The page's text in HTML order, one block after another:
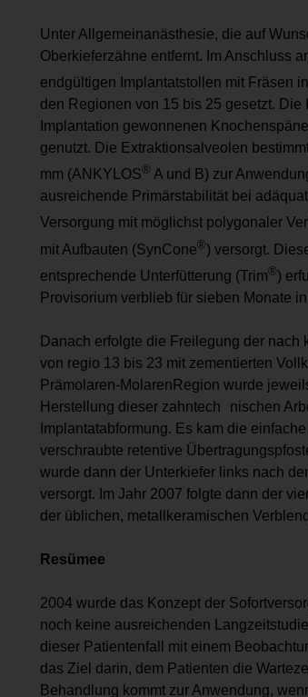
Unter Allgemeinanästhesie, die auf
Oberkieferzähne entfernt. Im Anschluss
endgültigen Implantatstollen mit Fräsen
den Regionen von 15 bis 25 gesetzt.
Implantation gewonnenen
genutzt. Die Extraktionsalveolen
mm (ANKYLOS® A und B) zur
ausreichende Primärstabilität bei
Versorgung mit möglichst polygonaler
mit Aufbauten (SynCone®) versorgt.
entsprechende Unterfütterung (Trim®)
Provisorium verblieb für sieben Monate
Danach erfolgte die Freilegung der
von regio 13 bis 23 mit zementierten
Prämolaren-Molaren­Region wurde
Herstellung dieser zahntech nischen
Implantatabformung. Es kam die
verschraubte retentive
wurde dann der Unterkiefer links nach
versorgt. Im Jahr 2007 folgte dann der
der üblichen, metallkeramischen
Resümee
2004 wurde das Konzept der
noch keine ausreichenden
dieser Patientenfall mit einem
das Ziel darin, dem Patienten die
Behandlung kommt zur Anwendung,